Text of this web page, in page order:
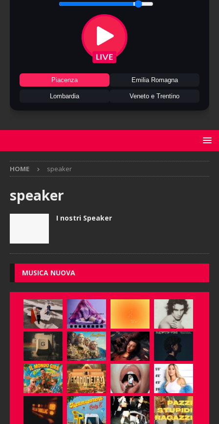
Piacenza Emilia Romagna
Lombardia Veneto e Trentino
HOME speaker
speaker
I nostri Speaker
MUSICA NUOVA